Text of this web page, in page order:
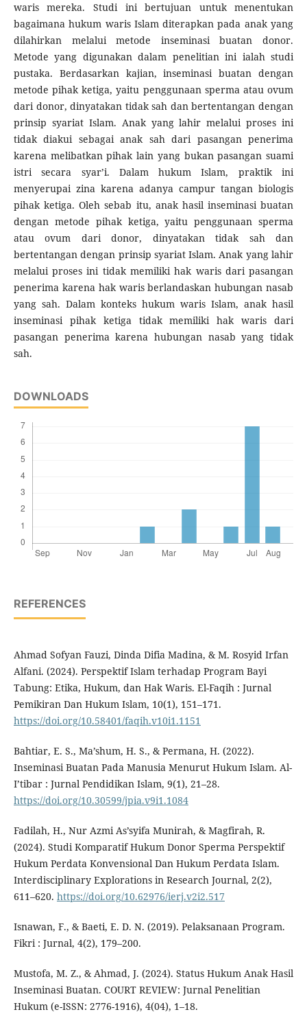
waris mereka. Studi ini bertujuan untuk menentukan
bagaimana hukum waris Islam diterapkan pada anak yang
dilahirkan melalui metode inseminasi buatan donor.
Metode yang digunakan dalam penelitian ini ialah studi
pustaka. Berdasarkan kajian, inseminasi buatan dengan
metode pihak ketiga, yaitu penggunaan sperma atau ovum
dari donor, dinyatakan tidak sah dan bertentangan dengan
prinsip syariat Islam. Anak yang lahir melalui proses ini
tidak diakui sebagai anak sah dari pasangan penerima
karena melibatkan pihak lain yang bukan pasangan suami
istri secara syar’i. Dalam hukum Islam, praktik ini
menyerupai zina karena adanya campur tangan biologis
pihak ketiga. Oleh sebab itu, anak hasil inseminasi buatan
dengan metode pihak ketiga, yaitu penggunaan sperma
atau ovum dari donor, dinyatakan tidak sah dan
bertentangan dengan prinsip syariat Islam. Anak yang lahir
melalui proses ini tidak memiliki hak waris dari pasangan
penerima karena hak waris berlandaskan hubungan nasab
yang sah. Dalam konteks hukum waris Islam, anak hasil
inseminasi pihak ketiga tidak memiliki hak waris dari
pasangan penerima karena hubungan nasab yang tidak
sah.
DOWNLOADS
REFERENCES
Ahmad Sofyan Fauzi, Dinda Difia Madina, & M. Rosyid Irfan
Alfani. (2024). Perspektif Islam terhadap Program Bayi
Tabung: Etika, Hukum, dan Hak Waris. El-Faqih : Jurnal
Pemikiran Dan Hukum Islam, 10(1), 151–171.
https://doi.org/10.58401/faqih.v10i1.1151
Bahtiar, E. S., Ma’shum, H. S., & Permana, H. (2022).
Inseminasi Buatan Pada Manusia Menurut Hukum Islam. Al-
I’tibar : Jurnal Pendidikan Islam, 9(1), 21–28.
https://doi.org/10.30599/jpia.v9i1.1084
Fadilah, H., Nur Azmi As’syifa Munirah, & Magfirah, R.
(2024). Studi Komparatif Hukum Donor Sperma Perspektif
Hukum Perdata Konvensional Dan Hukum Perdata Islam.
Interdisciplinary Explorations in Research Journal, 2(2),
611–620. https://doi.org/10.62976/ierj.v2i2.517
Isnawan, F., & Baeti, E. D. N. (2019). Pelaksanaan Program.
Fikri : Jurnal, 4(2), 179–200.
Mustofa, M. Z., & Ahmad, J. (2024). Status Hukum Anak Hasil
Inseminasi Buatan. COURT REVIEW: Jurnal Penelitian
Hukum (e-ISSN: 2776-1916), 4(04), 1–18.